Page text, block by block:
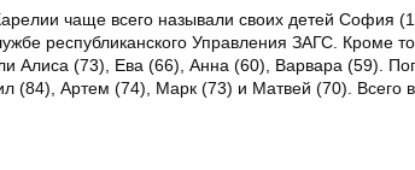
чаще всего называли своих детей София
республиканского Управления ЗАГС. Кроме
Алиса (73), Ева (66), Анна (60), Варвара (59).
(84), Артем (74), Марк (73) и Матвей (70). Всего